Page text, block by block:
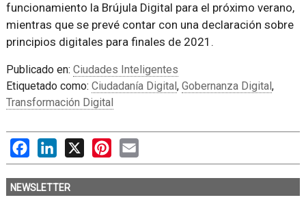
funcionamiento la Brújula Digital para el próximo verano,
mientras que se prevé contar con una declaración sobre
principios digitales para finales de 2021.
Publicado en: Ciudades Inteligentes
Etiquetado como: Ciudadanía Digital , Gobernanza Digital ,
Transformación Digital
FacebookLinkedIn Pinterest
NEWSLETTER